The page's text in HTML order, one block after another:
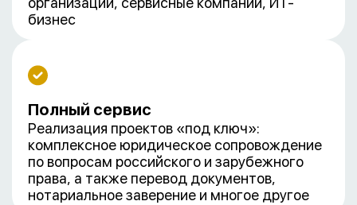
бизнес
Полный сервис
Реализация проектов «под ключ»:
комплексное юридическое сопровождение
по вопросам российского и зарубежного
права, а также перевод документов,
нотариальное заверение и многое другое